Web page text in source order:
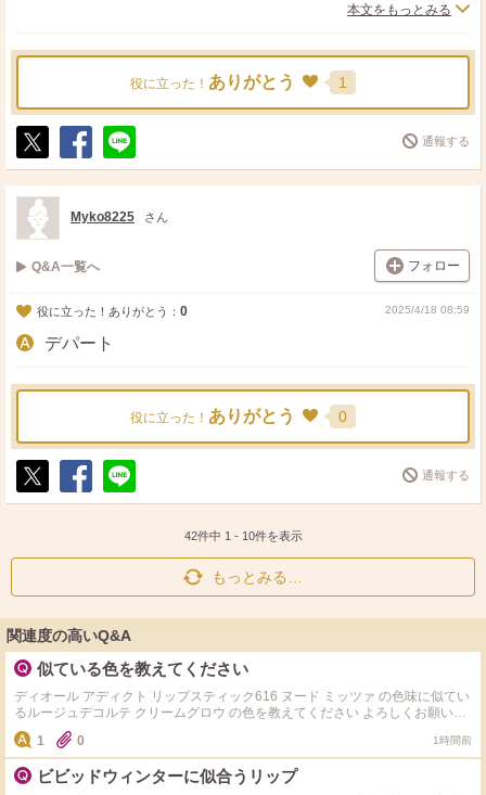
デパコスや、ハイブランドのアンバサダーなのと
オリジナルブランドをだしてるのは
完全に別だと思います
デパコスは、対面でカウンセリングも
してくれますから、人件費もかかってます。
パッケージも、デザインが、美しいものや
本文をもっとみる
役に立った！ ありがとう 1
ポ
ス
ト
シ
ェ
送
る
通報する
Myko8225 さん
Q&A一覧へ フォロー
役に立った！ありがとう： 0 2025/4/18 08:59
デパート
役に立った！ ありがとう 0
ポ
シ
送
通報する
42件中 1 - 10件を表示
もっとみる…
関連度の高いQ&A
似ている色を教えてください
ディオール アディクト リップスティック616 ヌード ミッツァ の色味に似てい
るルージュデコルテ クリームグロウ の色を教えてください よろしくお願いし
ます！
1 0 1時間前
ビビッドウィンターに似合うリップ